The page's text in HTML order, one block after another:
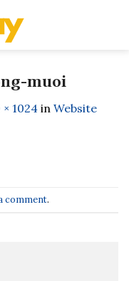
muoi
× 1024 in Website
comment.